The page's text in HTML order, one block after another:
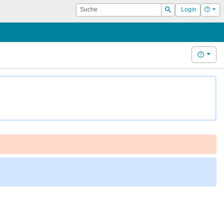
Suche
Suchen
Login Hilfe
Hilfe